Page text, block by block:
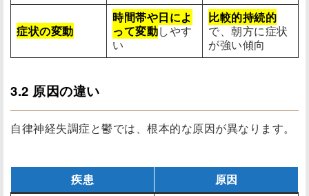
症状の変動
時間帯や日によ
って変動しやす
い
比較的持続的
で、朝方に症状
が強い傾向
3.2 原因の違い
自律神経失調症と鬱では、根本的な原因が異なります。
疾患 原因